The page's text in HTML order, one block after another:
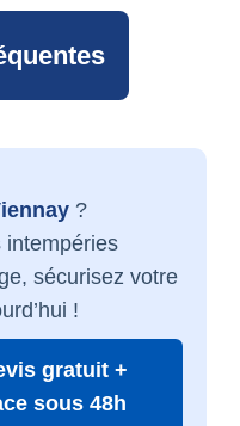
?
intempéries
sécurisez votre
!
gratuit +
sous 48h